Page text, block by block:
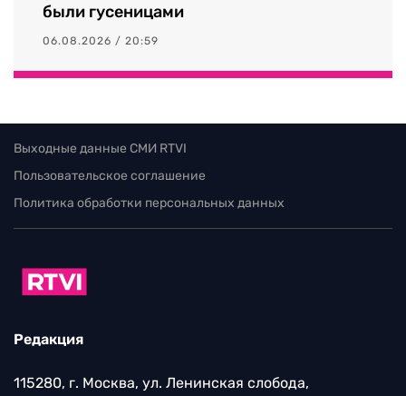
были гусеницами
06.08.2026 / 20:59
Выходные данные СМИ RTVI
Пользовательское соглашение
Политика обработки персональных данных
Редакция
115280, г. Москва, ул. Ленинская слобода,